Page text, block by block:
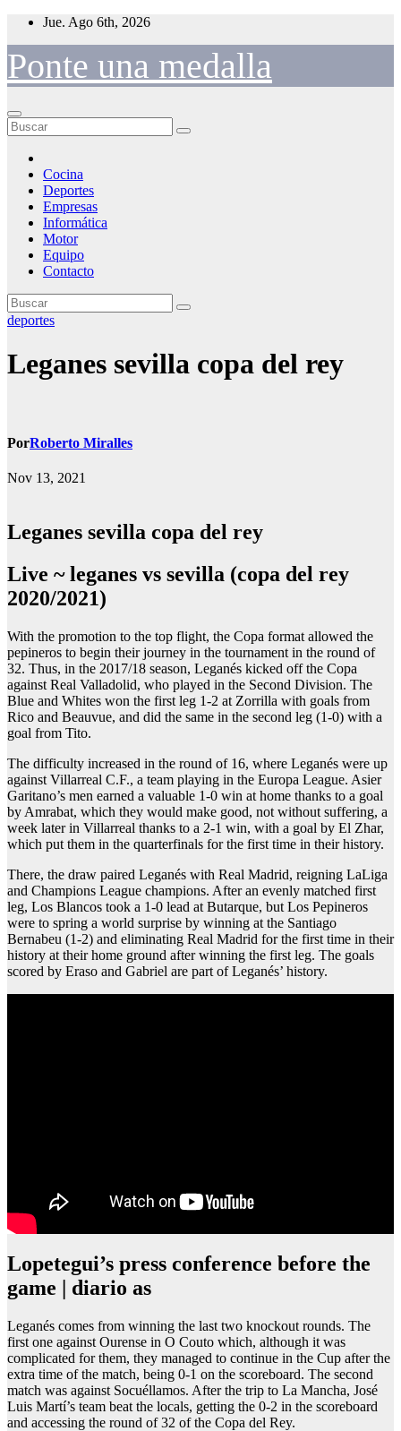
Saltar
contenido
Jue. Ago 6th, 2026
Ponte una medalla
Cocina
Deportes
Empresas
Informática
Motor
Equipo
Contacto
deportes
Leganes sevilla copa del rey
PorRoberto Miralles
Nov 13, 2021
Leganes sevilla copa del rey
Live ~ leganes vs sevilla (copa del rey
2020/2021)
With the promotion to the top flight, the Copa format allowed the
pepineros to begin their journey in the tournament in the round of
32. Thus, in the 2017/18 season, Leganés kicked off the Copa
against Real Valladolid, who played in the Second Division. The
Blue and Whites won the first leg 1-2 at Zorrilla with goals from
Rico and Beauvue, and did the same in the second leg (1-0) with a
goal from Tito.
The difficulty increased in the round of 16, where Leganés were up
against Villarreal C.F., a team playing in the Europa League. Asier
Garitano’s men earned a valuable 1-0 win at home thanks to a goal
by Amrabat, which they would make good, not without suffering, a
week later in Villarreal thanks to a 2-1 win, with a goal by El Zhar,
which put them in the quarterfinals for the first time in their history.
There, the draw paired Leganés with Real Madrid, reigning LaLiga
and Champions League champions. After an evenly matched first
leg, Los Blancos took a 1-0 lead at Butarque, but Los Pepineros
were to spring a world surprise by winning at the Santiago
Bernabeu (1-2) and eliminating Real Madrid for the first time in their
history at their home ground after winning the first leg. The goals
scored by Eraso and Gabriel are part of Leganés’ history.
Lopetegui’s press conference before the
game | diario as
Leganés comes from winning the last two knockout rounds. The
first one against Ourense in O Couto which, although it was
complicated for them, they managed to continue in the Cup after the
extra time of the match, being 0-1 on the scoreboard. The second
match was against Socuéllamos. After the trip to La Mancha, José
Luis Martí’s team beat the locals, getting the 0-2 in the scoreboard
and accessing the round of 32 of the Copa del Rey.